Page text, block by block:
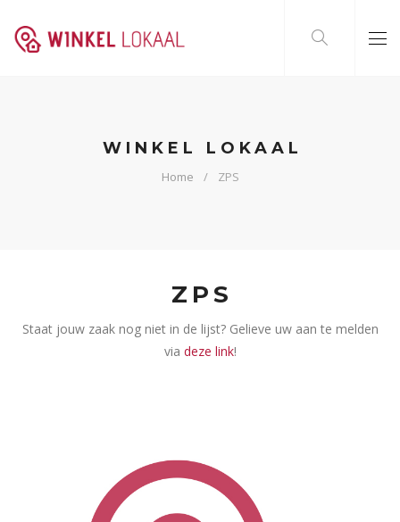
WINKEL LOKAAL
Home ZPS
ZPS
Staat jouw zaak nog niet in de lijst? Gelieve uw aan te melden
via deze link!